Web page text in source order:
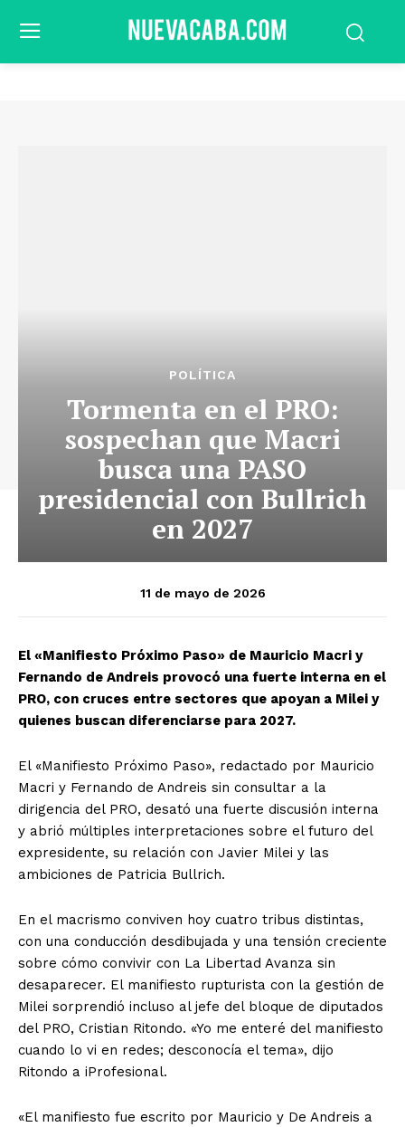
POLÍTICA
Tormenta en el PRO:
sospechan que Macri
busca una PASO
presidencial con Bullrich
en 2027
11 de mayo de 2026
El «Manifiesto Próximo Paso» de Mauricio Macri y
Fernando de Andreis provocó una fuerte interna en el
PRO, con cruces entre sectores que apoyan a Milei y
quienes buscan diferenciarse para 2027.
El «Manifiesto Próximo Paso», redactado por Mauricio
Macri y Fernando de Andreis sin consultar a la
dirigencia del PRO, desató una fuerte discusión interna
y abrió múltiples interpretaciones sobre el futuro del
expresidente, su relación con Javier Milei y las
ambiciones de Patricia Bullrich.
En el macrismo conviven hoy cuatro tribus distintas,
con una conducción desdibujada y una tensión creciente
sobre cómo convivir con La Libertad Avanza sin
desaparecer. El manifiesto rupturista con la gestión de
Milei sorprendió incluso al jefe del bloque de diputados
del PRO, Cristian Ritondo. «Yo me enteré del manifiesto
cuando lo vi en redes; desconocía el tema», dijo
Ritondo a iProfesional.
«El manifiesto fue escrito por Mauricio y De Andreis a